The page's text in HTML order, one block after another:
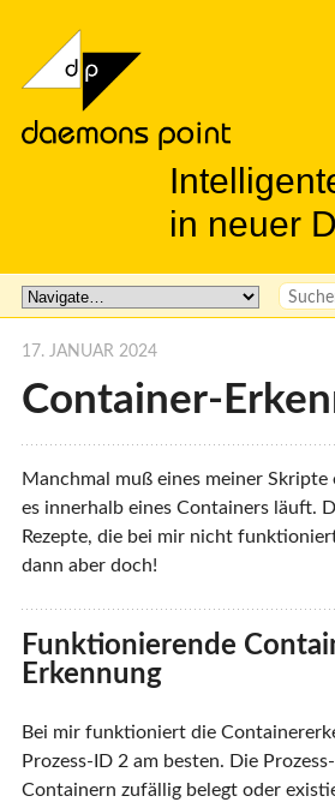
in neuer
Container-
17. JANUAR 2024
Manchmal muß eines meiner
es innerhalb eines Containers läuft.
Rezepte, die bei mir nicht
dann aber doch!
Funktionierende
Erkennung
Bei mir funktioniert die
Prozess-ID 2 am besten. Die
Containern zufällig belegt oder